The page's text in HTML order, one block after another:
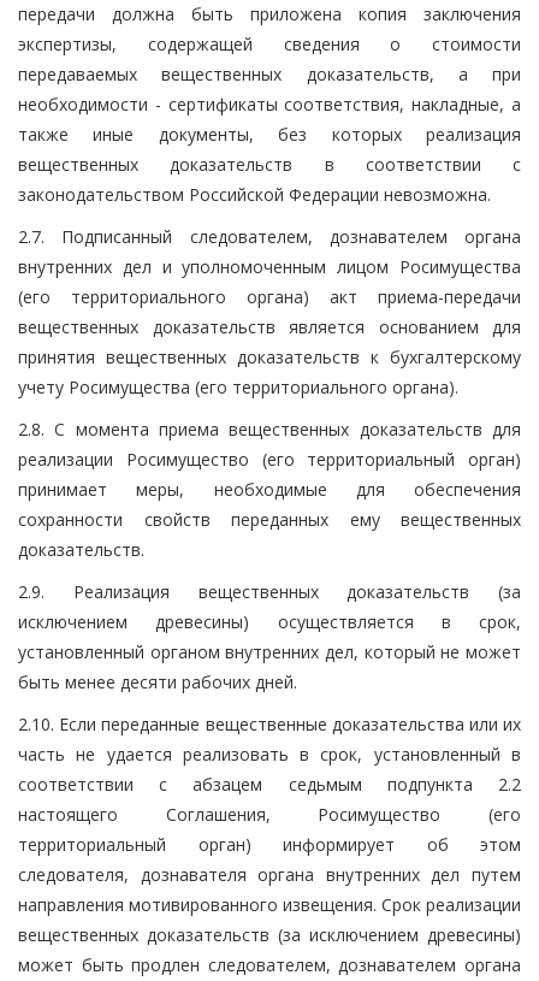
передачи должна быть приложена копия заключения
экспертизы, содержащей сведения о стоимости
передаваемых вещественных доказательств, а при
необходимости - сертификаты соответствия, накладные, а
также иные документы, без которых реализация
вещественных доказательств в соответствии с
законодательством Российской Федерации невозможна.
2.7. Подписанный следователем, дознавателем органа
внутренних дел и уполномоченным лицом Росимущества
(его территориального органа) акт приема-передачи
вещественных доказательств является основанием для
принятия вещественных доказательств к бухгалтерскому
учету Росимущества (его территориального органа).
2.8. С момента приема вещественных доказательств для
реализации Росимущество (его территориальный орган)
принимает меры, необходимые для обеспечения
сохранности свойств переданных ему вещественных
доказательств.
2.9. Реализация вещественных доказательств (за
исключением древесины) осуществляется в срок,
установленный органом внутренних дел, который не может
быть менее десяти рабочих дней.
2.10. Если переданные вещественные доказательства или их
часть не удается реализовать в срок, установленный в
соответствии с абзацем седьмым подпункта 2.2
настоящего Соглашения, Росимущество (его
территориальный орган) информирует об этом
следователя, дознавателя органа внутренних дел путем
направления мотивированного извещения. Срок реализации
вещественных доказательств (за исключением древесины)
может быть продлен следователем, дознавателем органа